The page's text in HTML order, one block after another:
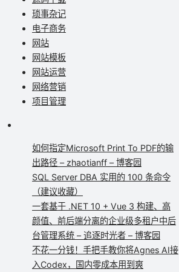
琐事杂记
电子商务
网站
网站模板
网站运营
网络营销
项目管理
如何指定Microsoft Print To PDF的输
出路径 – zhaotianff – 博客园
SQL Server DBA 实用的 100 条命令
（建议收藏）
一套基于 .NET 10 + Vue 3 构建、高
颜值、前后端分离的企业级多租户中后
台管理系统 – 追逐时光者 – 博客园
不花一分钱！手把手教你将Agnes AI接
入Codex，国内零成本用到爽